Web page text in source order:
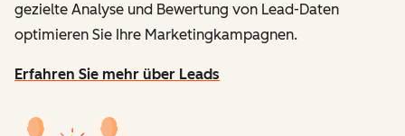
gezielte Analyse und Bewertung von Lead-Daten
optimieren Sie Ihre Marketingkampagnen.
Erfahren Sie mehr über Leads